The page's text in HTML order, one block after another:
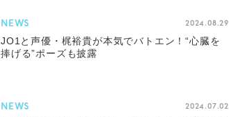
NEWS 2024.08.29
JO1と声優・梶裕貴が本気でバトエン！“心臓を
捧げる”ポーズも披露
NEWS 2024.07.02